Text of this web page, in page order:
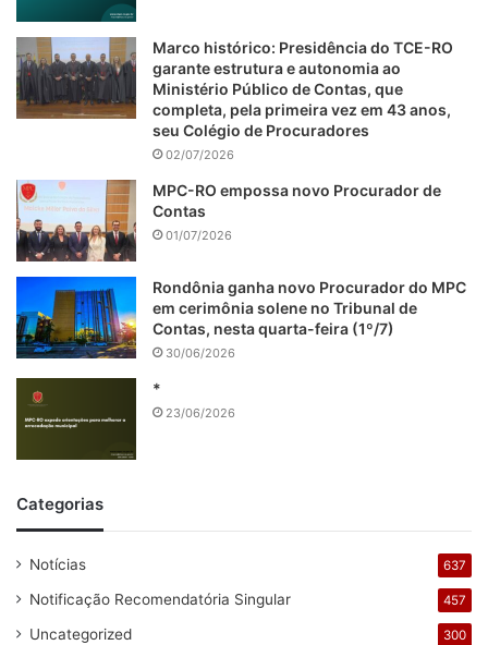
Marco histórico: Presidência do TCE-RO
garante estrutura e autonomia ao
Ministério Público de Contas, que
completa, pela primeira vez em 43 anos,
seu Colégio de Procuradores
02/07/2026
MPC-RO empossa novo Procurador de
Contas
01/07/2026
Rondônia ganha novo Procurador do MPC
em cerimônia solene no Tribunal de
Contas, nesta quarta-feira (1º/7)
30/06/2026
*
23/06/2026
Categorias
Notícias 637
Notificação Recomendatória Singular 457
Uncategorized 300